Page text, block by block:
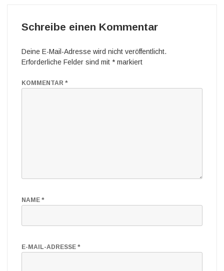
Schreibe einen Kommentar
Deine E-Mail-Adresse wird nicht veröffentlicht.
Erforderliche Felder sind mit * markiert
KOMMENTAR *
NAME *
E-MAIL-ADRESSE *